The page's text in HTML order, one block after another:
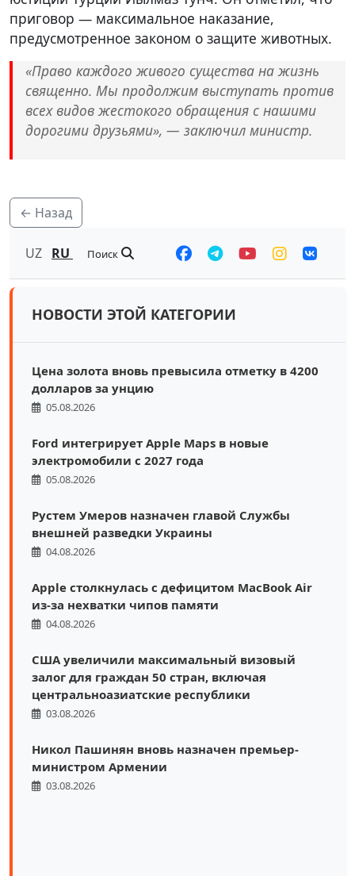
приговор — максимальное наказание,
предусмотренное законом о защите животных.
«Право каждого живого существа на жизнь
священно. Мы продолжим выступать против
всех видов жестокого обращения с нашими
дорогими друзьями», — заключил министр.
← Назад
UZ RU Поиск
НОВОСТИ ЭТОЙ КАТЕГОРИИ
Цена золота вновь превысила отметку в 4200
долларов за унцию
05.08.2026
Ford интегрирует Apple Maps в новые
электромобили с 2027 года
05.08.2026
Рустем Умеров назначен главой Службы
внешней разведки Украины
04.08.2026
Apple столкнулась с дефицитом MacBook Air
из-за нехватки чипов памяти
04.08.2026
США увеличили максимальный визовый
залог для граждан 50 стран, включая
центральноазиатские республики
03.08.2026
Никол Пашинян вновь назначен премьер-
министром Армении
03.08.2026